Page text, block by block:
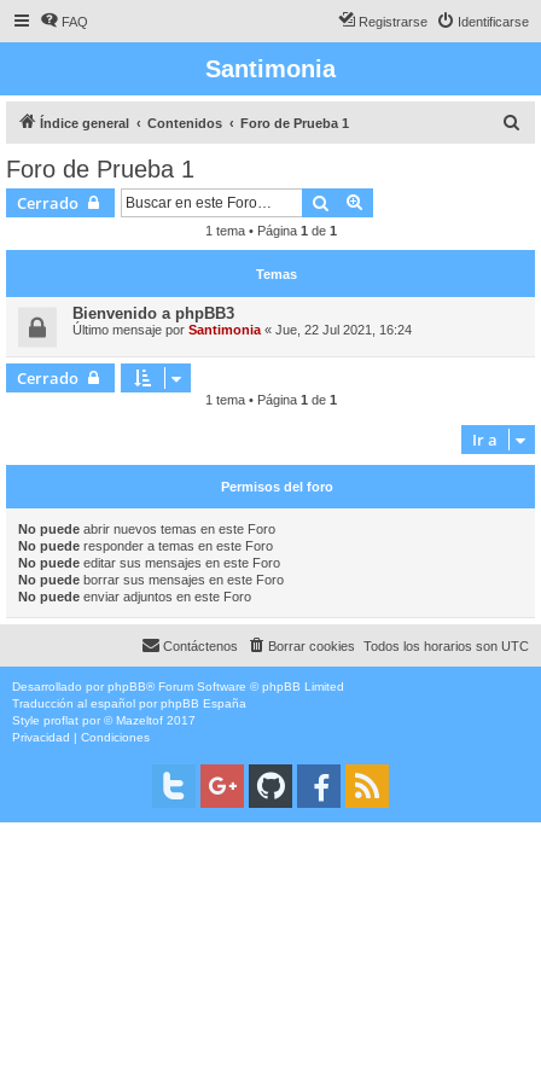
FAQ Identificarse
Registrarse
Santimonia
Índice general Contenidos Foro de Prueba 1
Foro de Prueba 1
Cerrado Buscar
1 tema • Página 1 de 1
Temas
Bienvenido a phpBB3
Último mensaje por Santimonia « Jue, 22 Jul 2021, 16:24
Cerrado
1 tema • Página 1 de 1
Ir a
Permisos del foro
No puede abrir nuevos temas en este Foro
No puede responder a temas en este Foro
No puede editar sus mensajes en este Foro
No puede borrar sus mensajes en este Foro
No puede enviar adjuntos en este Foro
Todos los horarios son UTC
Borrar cookies
Contáctenos
Desarrollado por phpBB® Forum Software © phpBB Limited
Traducción al español por phpBB España
Style proflat por ©Mazeltof 2017
Privacidad | Condiciones